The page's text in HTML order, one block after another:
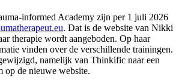
informed Academy zijn per 1 juli 2026
. Dat is de website van Nikki
therapie wordt aangeboden. Op haar
vinden over de verschillende trainingen.
namelijk van Thinkific naar een
op de nieuwe website.